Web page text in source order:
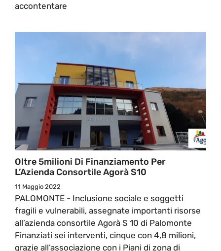
accontentare
Oltre 5milioni Di Finanziamento Per
L’Azienda Consortile Agorà S10
11 Maggio 2022
PALOMONTE - Inclusione sociale e soggetti
fragili e vulnerabili, assegnate importanti risorse
all’azienda consortile Agorà S 10 di Palomonte
Finanziati sei interventi, cinque con 4,8 milioni,
grazie all’associazione con i Piani di zona di